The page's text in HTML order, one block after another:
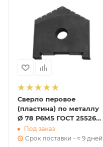
Сверло перовое
(пластина) по металлу
Ø 78 Р6М5 ГОСТ 25526-
82 (2000-1255)
Под заказ
Срок поставки - ≈ 9 дней